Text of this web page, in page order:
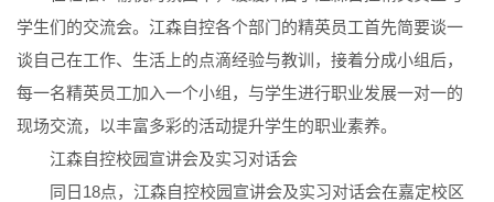
学生们的交流会。江森自控各个部门的精英员工首先简要谈一
谈自己在工作、生活上的点滴经验与教训，接着分成小组后，
每一名精英员工加入一个小组，与学生进行职业发展一对一的
现场交流，以丰富多彩的活动提升学生的职业素养。
江森自控校园宣讲会及实习对话会
同日18点，江森自控校园宣讲会及实习对话会在嘉定校区